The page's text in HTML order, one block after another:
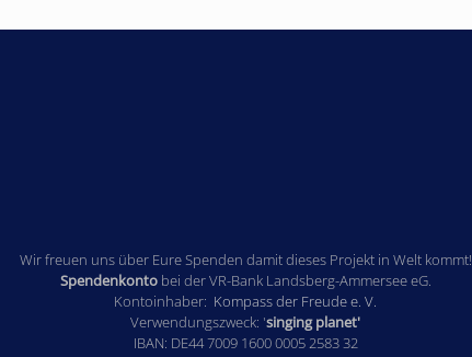
Wir freuen uns über Eure Spenden damit dieses Projekt in Welt kommt!
Spendenkontobei der VR-Bank Landsberg-Ammersee eG.
Kontoinhaber: Kompass der Freude e. V.
Verwendungszweck: 'singing planet'
IBAN: DE44 7009 1600 0005 2583 32